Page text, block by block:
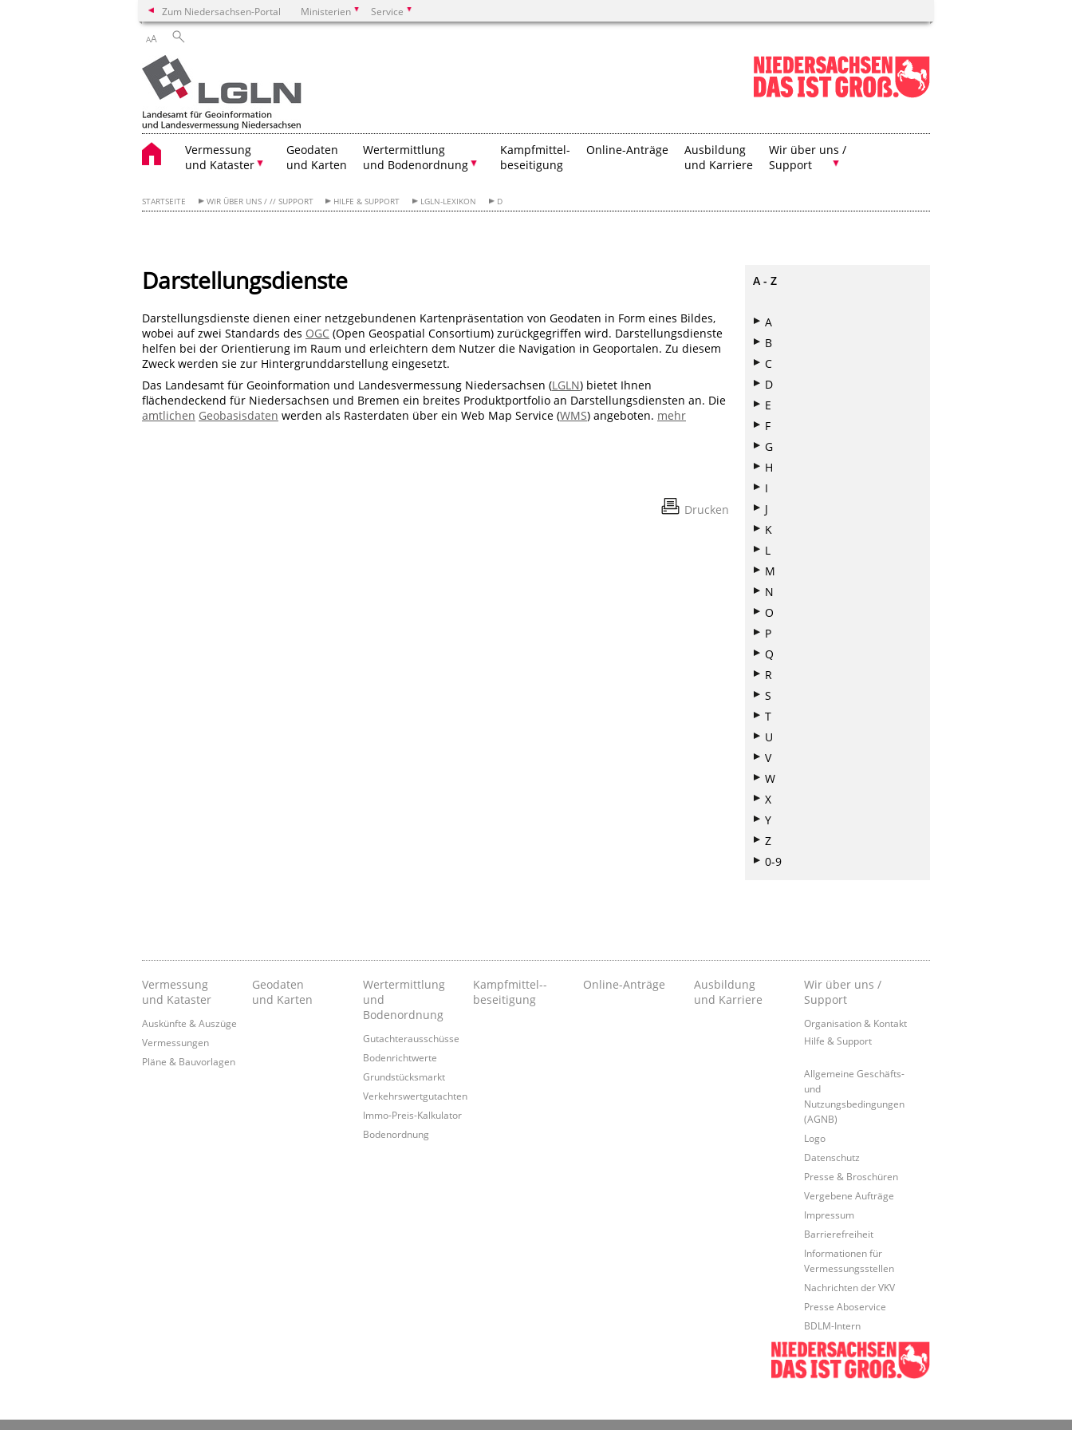
Zum Niedersachsen-Portal Ministerien Service
AA
Vermessung
und Kataster
Geodaten
und Karten
Wertermittlung
und Bodenordnung
Kampfmittel-
beseitigung
Online-Anträge
Ausbildung
und Karriere
Wir über uns /
Support
STARTSEITE WIR ÜBER UNS / // SUPPORT HILFE & SUPPORT LGLN-LEXIKON D
Darstellungsdienste
Darstellungsdienste dienen einer netzgebundenen Kartenpräsentation von Geodaten in Form eines Bildes,
wobei auf zwei Standards des OGC (Open Geospatial Consortium) zurückgegriffen wird. Darstellungsdienste
helfen bei der Orientierung im Raum und erleichtern dem Nutzer die Navigation in Geoportalen. Zu diesem
Zweck werden sie zur Hintergrunddarstellung eingesetzt.
Das Landesamt für Geoinformation und Landesvermessung Niedersachsen (LGLN) bietet Ihnen
flächendeckend für Niedersachsen und Bremen ein breites Produktportfolio an Darstellungsdiensten an. Die
amtlichen Geobasisdaten werden als Rasterdaten über ein Web Map Service (WMS) angeboten. mehr
Drucken
A - Z
A
B
C
D
E
F
G
H
I
J
K
L
M
N
O
P
Q
R
S
T
U
V
W
X
Y
Z
0-9
Vermessung
und Kataster
Auskünfte & Auszüge
Vermessungen
Pläne & Bauvorlagen
Geodaten
und Karten
Wertermittlung
und
Bodenordnung
Gutachterausschüsse
Bodenrichtwerte
Grundstücksmarkt
Verkehrswertgutachten
Immo-Preis-Kalkulator
Bodenordnung
Kampfmittel-­
beseitigung
Online-Anträge
Ausbildung
und Karriere
Wir über uns /
Support
Organisation & Kontakt
Hilfe & Support
Allgemeine Geschäfts-
und
Nutzungsbedingungen
(AGNB)
Logo
Datenschutz
Presse & Broschüren
Vergebene Aufträge
Impressum
Barrierefreiheit
Informationen für
Vermessungsstellen
Nachrichten der VKV
Presse Aboservice
BDLM-Intern